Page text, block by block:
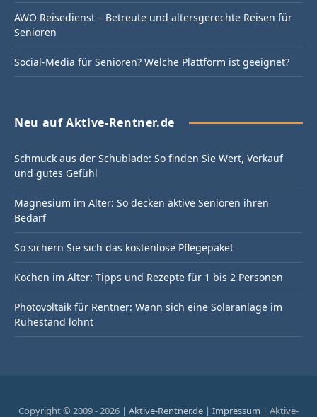
AWO Reisedienst – Betreute und altersgerechte Reisen für
Senioren
Social-Media für Senioren? Welche Plattform ist geeignet?
Neu auf Aktive-Rentner.de
Schmuck aus der Schublade: So finden Sie Wert, Verkauf
und gutes Gefühl
Magnesium im Alter: So decken aktive Senioren ihren
Bedarf
So sichern Sie sich das kostenlose Pflegepaket
Kochen im Alter: Tipps und Rezepte für 1 bis 2 Personen
Photovoltaik für Rentner: Wann sich eine Solaranlage im
Ruhestand lohnt
Copyright © 2009 - 2026 | Aktive-Rentner.de | Impressum | Aktive-